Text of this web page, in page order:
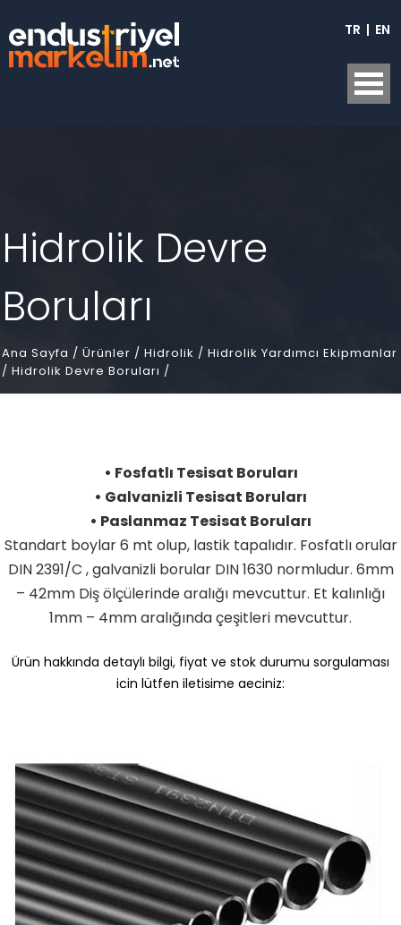
TR | EN
Hidrolik Devre
Boruları
Ana Sayfa / Ürünler / Hidrolik / Hidrolik Yardımcı Ekipmanlar
/ Hidrolik Devre Boruları /
• Fosfatlı Tesisat Boruları
• Galvanizli Tesisat Boruları
• Paslanmaz Tesisat Boruları
Standart boylar 6 mt olup, lastik tapalıdır. Fosfatlı orular
DIN 2391/C , galvanizli borular DIN 1630 normludur. 6mm
– 42mm Diş ölçülerinde aralığı mevcuttur. Et kalınlığı
1mm – 4mm aralığında çeşitleri mevcuttur.
Ürün hakkında detaylı bilgi, fiyat ve stok durumu sorgulaması
için lütfen iletişime geçiniz: